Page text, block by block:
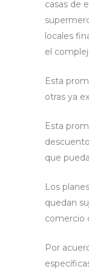
casas de
locales
el
Esta
otras ya
Esta
que
Los
quedan
comercio
Por